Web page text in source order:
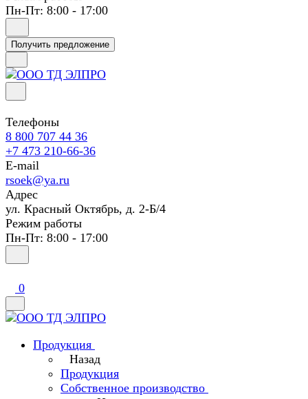
Пн-Пт: 8:00 - 17:00
Получить предложение
Телефоны
8 800 707 44 36
+7 473 210-66-36
E-mail
rsoek@ya.ru
Адрес
ул. Красный Октябрь, д. 2-Б/4
Режим работы
Пн-Пт: 8:00 - 17:00
0
Продукция
Назад
Продукция
Собственное производство